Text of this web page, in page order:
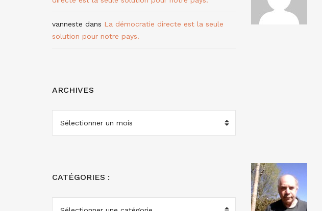
vanneste dans La démocratie directe est la seule
solution pour notre pays.
ARCHIVES
ARCHIVES
CATÉGORIES :
CATÉGORIES